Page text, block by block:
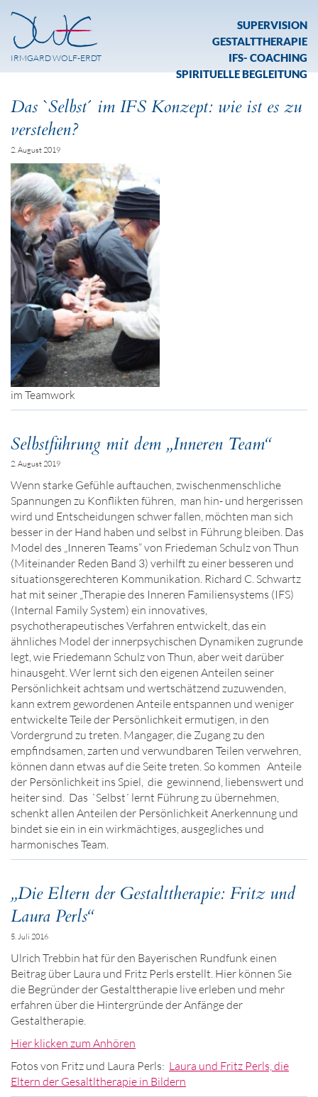
IRMGARD WOLF-ERDT
SUPERVISION
GESTALTTHERAPIE
IFS- COACHING
SPIRITUELLE BEGLEITUNG
Das `Selbst´ im IFS Konzept: wie ist es zu
verstehen?
2. August 2019
im Teamwork
Selbstführung mit dem „Inneren Team“
2. August 2019
Wenn starke Gefühle auftauchen, zwischenmenschliche
Spannungen zu Konflikten führen, man hin- und hergerissen
wird und Entscheidungen schwer fallen, möchten man sich
besser in der Hand haben und selbst in Führung bleiben. Das
Model des „Inneren Teams“ von Friedeman Schulz von Thun
(Miteinander Reden Band 3) verhilft zu einer besseren und
situationsgerechteren Kommunikation. Richard C. Schwartz
hat mit seiner „Therapie des Inneren Familiensystems (IFS)
(Internal Family System) ein innovatives,
psychotherapeutisches Verfahren entwickelt, das ein
ähnliches Model der innerpsychischen Dynamiken zugrunde
legt, wie Friedemann Schulz von Thun, aber weit darüber
hinausgeht. Wer lernt sich den eigenen Anteilen seiner
Persönlichkeit achtsam und wertschätzend zuzuwenden,
kann extrem gewordenen Anteile entspannen und weniger
entwickelte Teile der Persönlichkeit ermutigen, in den
Vordergrund zu treten. Mangager, die Zugang zu den
empfindsamen, zarten und verwundbaren Teilen verwehren,
können dann etwas auf die Seite treten. So kommen Anteile
der Persönlichkeit ins Spiel, die gewinnend, liebenswert und
heiter sind. Das `Selbst´ lernt Führung zu übernehmen,
schenkt allen Anteilen der Persönlichkeit Anerkennung und
bindet sie ein in ein wirkmächtiges, ausgegliches und
harmonisches Team.
„Die Eltern der Gestalttherapie: Fritz und
Laura Perls“
5. Juli 2016
Ulrich Trebbin hat für den Bayerischen Rundfunk einen
Beitrag über Laura und Fritz Perls erstellt. Hier können Sie
die Begründer der Gestalttherapie live erleben und mehr
erfahren über die Hintergründe der Anfänge der
Gestaltherapie.
Hier klicken zum Anhören
Fotos von Fritz und Laura Perls: Laura und Fritz Perls, die
Eltern der Gesaltltherapie in Bildern